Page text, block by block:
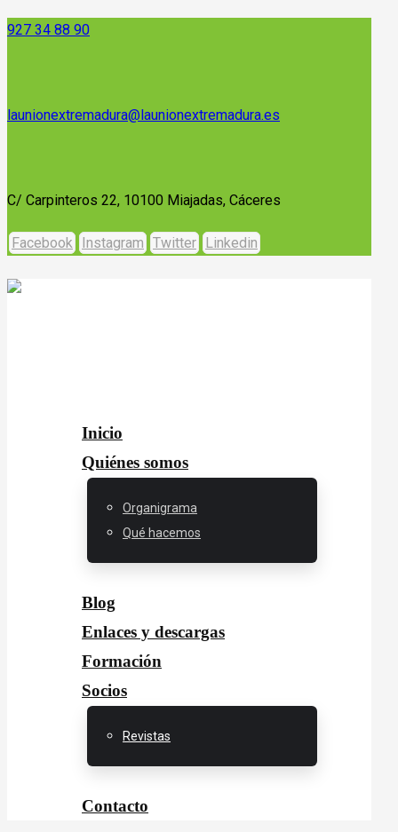
927 34 88 90
launionextremadura@launionextremadura.es
C/ Carpinteros 22, 10100 Miajadas, Cáceres
Facebook Instagram Twitter Linkedin
Inicio
Quiénes somos
Organigrama
Qué hacemos
Blog
Enlaces y descargas
Formación
Socios
Revistas
Contacto